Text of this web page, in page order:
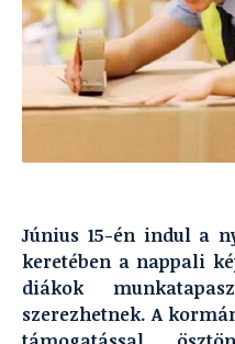
Június 15-én indul a
keretében a nappali
diákok
szerezhetnek. A